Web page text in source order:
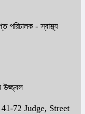
পরিচালক - স্বাস্থ্য
উজ্জ্বল
72 Judge, Street